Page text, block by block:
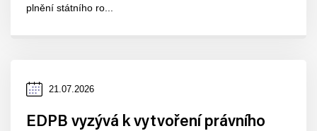
plnění státního ro...
Datum
21.07.2026
EDPB vyzývá k vytvoření právního